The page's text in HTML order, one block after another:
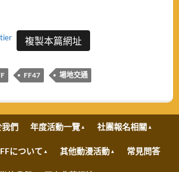
複製本篇網址
FF47 場地交通
我們 年度活動一覽 社團報名相關
FFについて 其他動漫活動 常見問答